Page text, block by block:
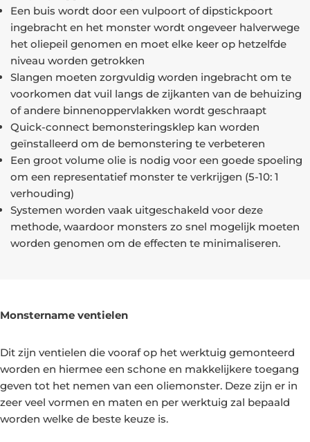
Een buis wordt door een vulpoort of dipstickpoort
ingebracht en het monster wordt ongeveer halverwege
het oliepeil genomen en moet elke keer op hetzelfde
niveau worden getrokken
Slangen moeten zorgvuldig worden ingebracht om te
voorkomen dat vuil langs de zijkanten van de behuizing
of andere binnenoppervlakken wordt geschraapt
Quick-connect bemonsteringsklep kan worden
geïnstalleerd om de bemonstering te verbeteren
Een groot volume olie is nodig voor een goede spoeling
om een representatief monster te verkrijgen (5-10: 1
verhouding)
Systemen worden vaak uitgeschakeld voor deze
methode, waardoor monsters zo snel mogelijk moeten
worden genomen om de effecten te minimaliseren.
Monstername ventielen
Dit zijn ventielen die vooraf op het werktuig gemonteerd
worden en hiermee een schone en makkelijkere toegang
geven tot het nemen van een oliemonster. Deze zijn er in
zeer veel vormen en maten en per werktuig zal bepaald
worden welke de beste keuze is.